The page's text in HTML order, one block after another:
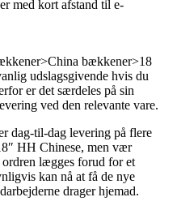
med kort afstand til e-
bækkener>18
udslagsgivende hvis du
er det særdeles på sin
ved den relevante vare.
dag-til-dag levering på flere
HH Chinese, men vær
ordren lægges forud for et
kan nå at få de nye
drager hjemad.